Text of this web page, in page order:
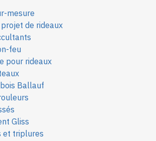
mesure
de rideaux
feu
pour rideaux
Ballauf
Gliss
et triplures